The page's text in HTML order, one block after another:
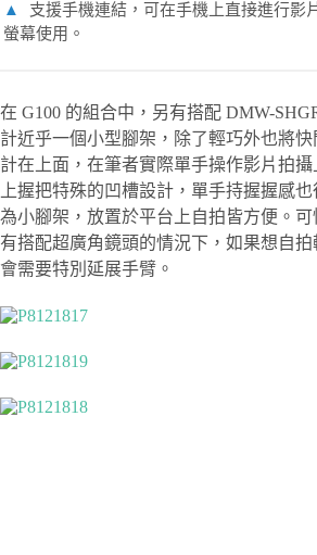
▲
支援手機連結，可在手機上直接進行影
螢幕使用。
在 G100 的組合中，另有搭配 DMW-
計近乎一個小型腳架，除了輕巧外也將
計在上面，在筆者實際單手操作影片拍
上握把特殊的凹槽設計，單手持握握感
為小腳架，放置於平台上自拍皆方便。
有搭配超廣角鏡頭的情況下，如果想自
會需要特別延展手臂。